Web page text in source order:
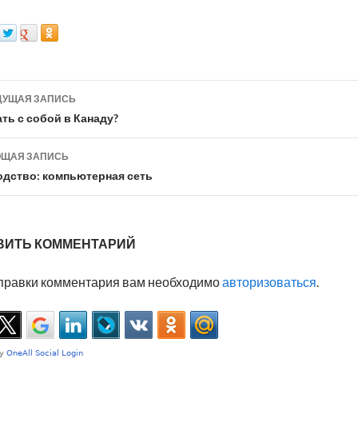
ЗАПИСЬ
с собой в Канаду?
ЗАПИСЬ
компьютерная сеть
КОММЕНТАРИЙ
комментария вам необходимоавторизоваться.